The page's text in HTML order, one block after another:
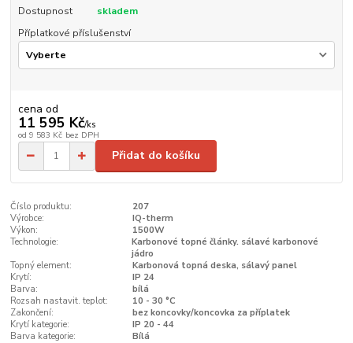
Dostupnost
skladem
Příplatkové příslušenství
cena od
11 595 Kč/ks
od 9 583 Kč bez DPH
Přidat do košíku
Číslo produktu:
207
Výrobce:
IQ-therm
Výkon:
1500W
Technologie:
Karbonové topné články. sálavé karbonové
jádro
Topný element:
Karbonová topná deska, sálavý panel
Krytí:
IP 24
Barva:
bílá
Rozsah nastavit. teplot:
10 - 30 °C
Zakončení:
bez koncovky/koncovka za příplatek
Krytí kategorie:
IP 20 - 44
Barva kategorie:
Bílá